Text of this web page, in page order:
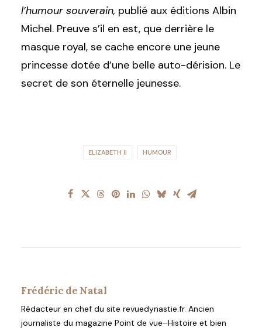
l’humour souverain, publié aux éditions Albin
Michel. Preuve s’il en est, que derrière le
masque royal, se cache encore une jeune
princesse dotée d’une belle auto-dérision. Le
secret de son éternelle jeunesse.
ELIZABETH II HUMOUR
Frédéric de Natal
Rédacteur en chef du site revuedynastie.fr. Ancien
journaliste du magazine Point de vue–Histoire et bien